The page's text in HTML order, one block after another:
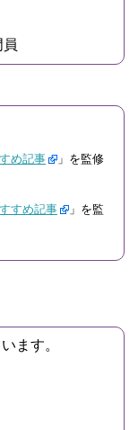
め記事
」を監修
すめ記事
」を監
ます。